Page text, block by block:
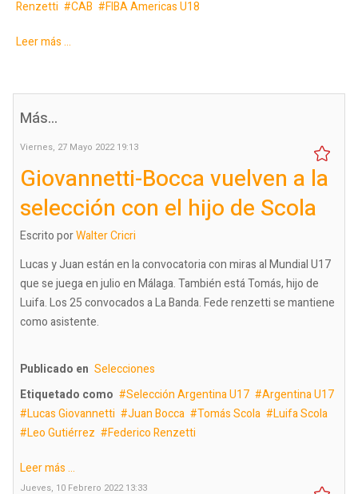
Renzetti
CAB FIBA Americas U18
Leer más ...
Más...
Viernes, 27 Mayo 2022 19:13
Giovannetti-Bocca vuelven a la
selección con el hijo de Scola
Escrito porWalter Cricri
Lucas y Juan están en la convocatoria con miras al Mundial U17
que se juega en julio en Málaga. También está Tomás, hijo de
Luifa. Los 25 convocados a La Banda. Fede renzetti se mantiene
como asistente.
Publicado en Selecciones
Etiquetado como
Selección Argentina U17
Argentina U17
Lucas Giovannetti
Juan Bocca Tomás Scola
Luifa Scola
Leo Gutiérrez
Federico Renzetti
Leer más ...
Jueves, 10 Febrero 2022 13:33